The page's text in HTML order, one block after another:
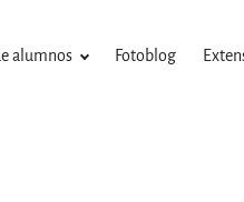
alumnos Fotoblog